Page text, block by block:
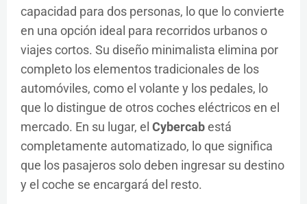
capacidad para dos personas, lo que lo convierte
en una opción ideal para recorridos urbanos o
viajes cortos. Su diseño minimalista elimina por
completo los elementos tradicionales de los
automóviles, como el volante y los pedales, lo
que lo distingue de otros coches eléctricos en el
mercado. En su lugar, el Cybercabestá
completamente automatizado, lo que significa
que los pasajeros solo deben ingresar su destino
y el coche se encargará del resto.